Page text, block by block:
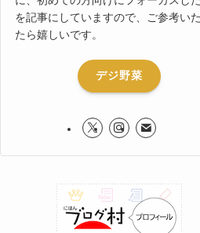
を記事にしていますので、ご参考い
たら嬉しいです。
デジ野菜